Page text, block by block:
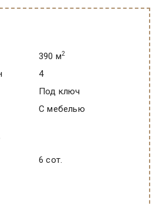
390 м2
4
под ключ
C мебелью
6 сот.